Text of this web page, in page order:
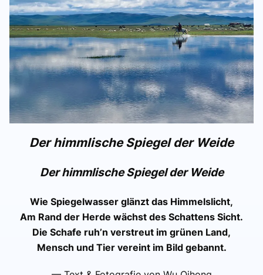
Der himmlische Spiegel der Weide
Der himmlische Spiegel der Weide
Wie Spiegelwasser glänzt das Himmelslicht,
Am Rand der Herde wächst des Schattens Sicht.
Die Schafe ruh’n verstreut im grünen Land,
Mensch und Tier vereint im Bild gebannt.